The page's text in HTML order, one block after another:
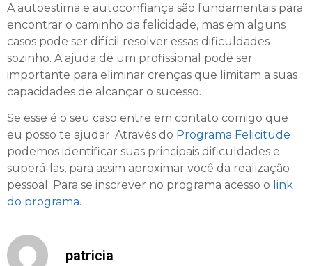
A autoestima e autoconfiança são fundamentais para
encontrar o caminho da felicidade, mas em alguns
casos pode ser difícil resolver essas dificuldades
sozinho. A ajuda de um profissional pode ser
importante para eliminar crenças que limitam a suas
capacidades de alcançar o sucesso.
Se esse é o seu caso entre em contato comigo que
eu posso te ajudar. Através do Programa Felicitude
podemos identificar suas principais dificuldades e
superá-las, para assim aproximar você da realização
pessoal. Para se inscrever no programa acesso o link
do programa.
patricia